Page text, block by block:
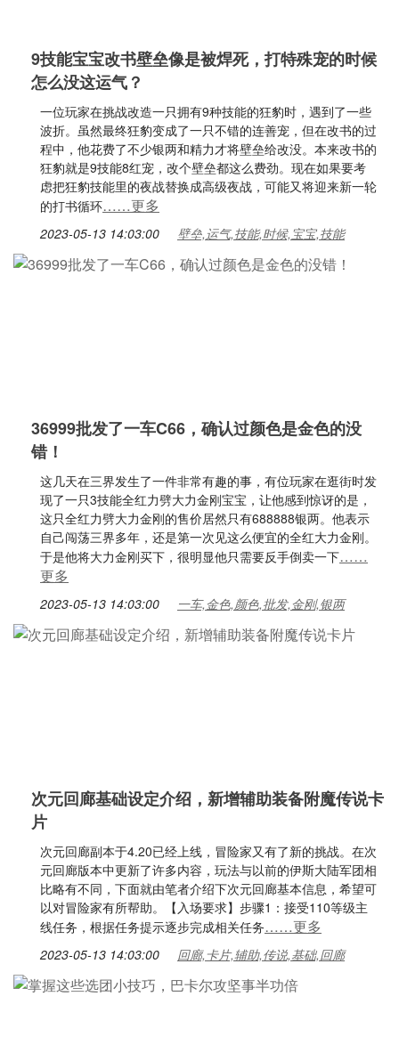
9技能宝宝改书壁垒像是被焊死，打特殊宠的时候
怎么没这运气？
一位玩家在挑战改造一只拥有9种技能的狂豹时，遇到了一些
波折。虽然最终狂豹变成了一只不错的连善宠，但在改书的过
程中，他花费了不少银两和精力才将壁垒给改没。本来改书的
狂豹就是9技能8红宠，改个壁垒都这么费劲。现在如果要考
虑把狂豹技能里的夜战替换成高级夜战，可能又将迎来新一轮
的打书循环……更多
2023-05-13 14:03:00 壁垒,运气,技能,时候,宝宝,技能
36999批发了一车C66，确认过颜色是金色的没
错！
这几天在三界发生了一件非常有趣的事，有位玩家在逛街时发
现了一只3技能全红力劈大力金刚宝宝，让他感到惊讶的是，
这只全红力劈大力金刚的售价居然只有688888银两。他表示
自己闯荡三界多年，还是第一次见这么便宜的全红大力金刚。
于是他将大力金刚买下，很明显他只需要反手倒卖一下……
更多
2023-05-13 14:03:00 一车,金色,颜色,批发,金刚,银两
次元回廊基础设定介绍，新增辅助装备附魔传说卡
片
次元回廊副本于4.20已经上线，冒险家又有了新的挑战。在次
元回廊版本中更新了许多内容，玩法与以前的伊斯大陆军团相
比略有不同，下面就由笔者介绍下次元回廊基本信息，希望可
以对冒险家有所帮助。【入场要求】步骤1：接受110等级主
线任务，根据任务提示逐步完成相关任务……更多
2023-05-13 14:03:00 回廊,卡片,辅助,传说,基础,回廊